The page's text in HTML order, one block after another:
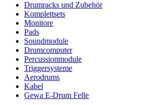
Drumracks und Zubehör
Komplettsets
Monitore
Pads
Soundmodule
Drumcomputer
Percussionmodule
Triggersysteme
Aerodrums
Kabel
Gewa E-Drum Felle